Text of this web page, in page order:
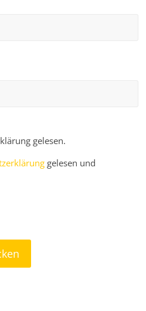
gelesen.
gelesen und